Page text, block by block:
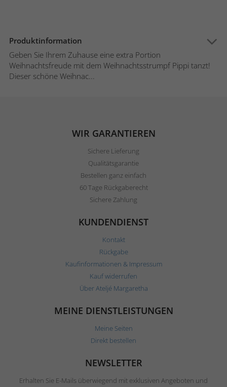
Produktinformation
Geben Sie Ihrem Zuhause eine extra Portion
Weihnachtsfreude mit dem Weihnachtsstrumpf Pippi tanzt!
Dieser schöne Weihnac...
WIR GARANTIEREN
Sichere Lieferung
Qualitätsgarantie
Bestellen ganz einfach
60 Tage Rückgaberecht
Sichere Zahlung
KUNDENDIENST
Kontakt
Rückgabe
Kaufinformationen & Impressum
Kauf widerrufen
Über Ateljé Margaretha
MEINE DIENSTLEISTUNGEN
Meine Seiten
Direkt bestellen
NEWSLETTER
Erhalten Sie E-Mails überwiegend mit exklusiven Angeboten und